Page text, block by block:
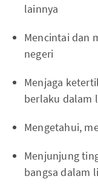
lainnya
Mencintai dan
negeri
Menjaga
berlaku dalam
Mengetahui,
Menjunjung
bangsa dalam